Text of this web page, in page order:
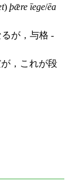
) þǣre īege/ēa
るが，与格 -
が，これが段